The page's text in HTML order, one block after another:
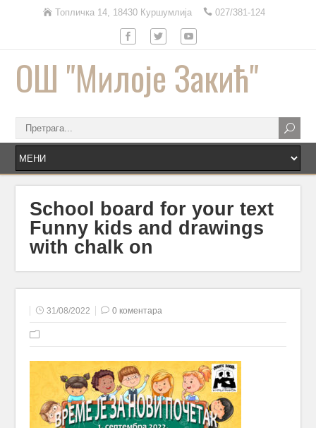
Топличка 14, 18430 Куршумлија 027/381-124
ОШ "Милоје Закић"
School board for your text
Funny kids and drawings
with chalk on
31/08/2022 0 коментара